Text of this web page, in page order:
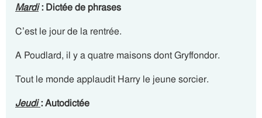
Mardi: Dictée de phrases
C’est le jour de la rentrée.
A Poudlard, il y a quatre maisons dont Gryffondor.
Tout le monde applaudit Harry le jeune sorcier.
Jeudi: Autodictée